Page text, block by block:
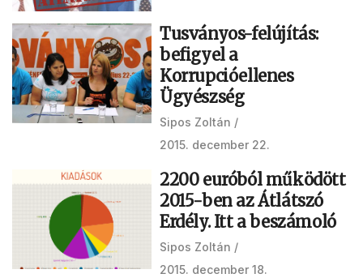
Tusványos-felújítás:
befigyel a
Korrupcióellenes
Ügyészség
Sipos Zoltán
2015. december 22.
2200 euróból működött
2015-ben az Átlátszó
Erdély. Itt a beszámoló
Sipos Zoltán
2015. december 18.